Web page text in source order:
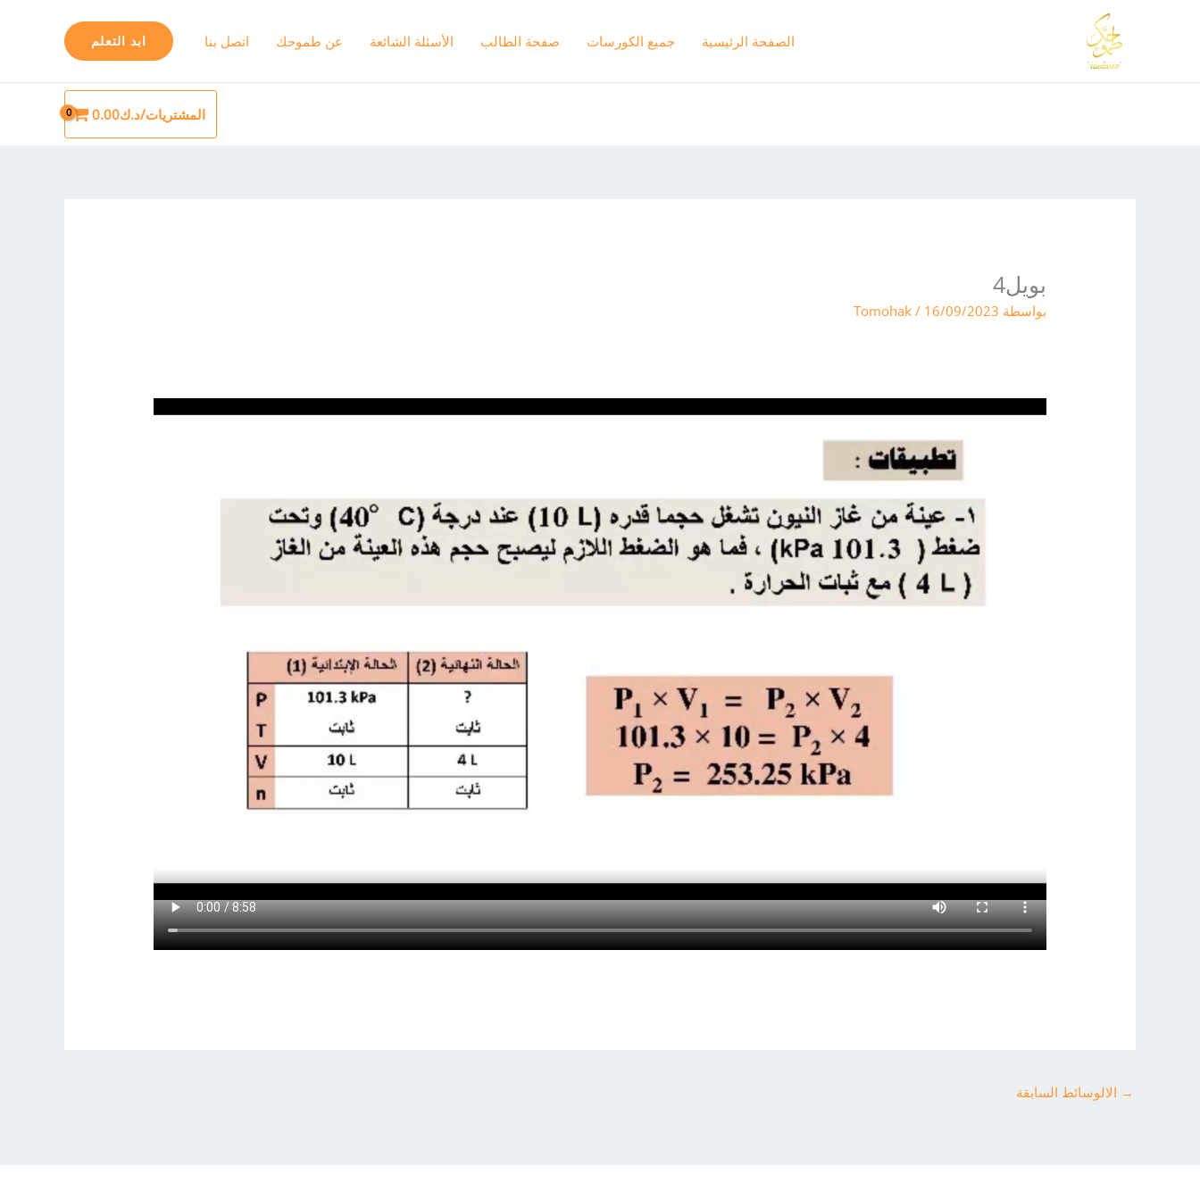
الصفحة الرئيسية جميع الكورسات صفحة الطالب الأسئلة الشائعة عن طموحك اتصل بنا ابد التعلم
المشتريات/د.ك0.00
بويل4
بواسطة Tomohak / 16/09/2023
→ الالوسائط السابقة